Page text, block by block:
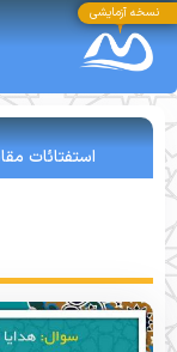
استفتائات
نسخه آزمایشی